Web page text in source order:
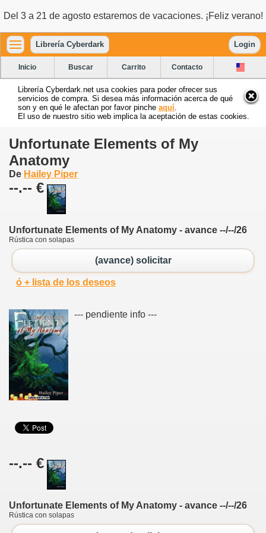
Del 3 a 21 de agosto estaremos de vacaciones. ¡Feliz verano!
Librería Cyberdark Login
Inicio Buscar Carrito Contacto
Librería Cyberdark.net usa cookies para poder ofrecer sus
servicios de compra. Si desea más información acerca de qué
son y en qué le afectan por favor pinche aquí
El uso de nuestro sitio web implica la aceptación de estas cookies.
Unfortunate Elements of My
Anatomy
De Hailey Piper
--.-- €
Unfortunate Elements of My Anatomy - avance --/--/26
Rústica con solapas
(avance) solicitar
ó + lista de los deseos
--- pendiente info ---
--.-- €
Unfortunate Elements of My Anatomy - avance --/--/26
Rústica con solapas